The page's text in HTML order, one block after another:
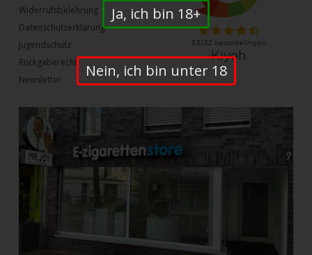
Widerrufsbelehrung
Datenschutzerklärung
Jugendschutz
Rückgaberecht
Newsletter
Ja, ich bin 18+
Nein, ich bin unter 18